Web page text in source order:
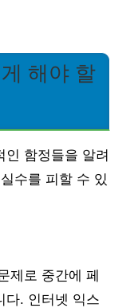
해야 할
인 함정들을 알려
수를 피할 수 있
제로 중간에 페
다. 인터넷 익스